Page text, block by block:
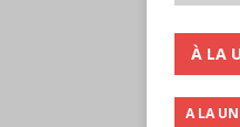
À LA
A LA